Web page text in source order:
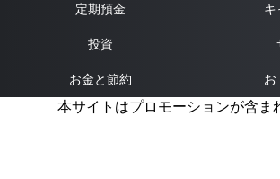
定期預金 キ
投資
お金と節約 お
本サイトはプロモーションが含ま